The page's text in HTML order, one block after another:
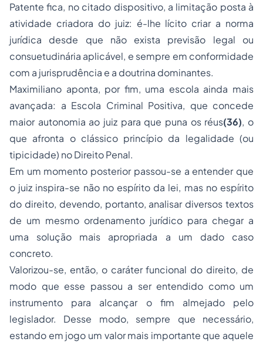
Patente fica, no citado dispositivo, a limitação posta à
atividade criadora do juiz: é-lhe lícito criar a norma
jurídica desde que não exista previsão legal ou
consuetudinária aplicável, e sempre em conformidade
com a jurisprudência e a doutrina dominantes.
Maximiliano aponta, por fim, uma escola ainda mais
avançada: a Escola Criminal Positiva, que concede
maior autonomia ao juiz para que puna os réus(36), o
que afronta o clássico princípio da legalidade (ou
tipicidade) no Direito Penal.
Em um momento posterior passou-se a entender que
o juiz inspira-se não no espírito da lei, mas no espírito
do direito, devendo, portanto, analisar diversos textos
de um mesmo ordenamento jurídico para chegar a
uma solução mais apropriada a um dado caso
concreto.
Valorizou-se, então, o caráter funcional do direito, de
modo que esse passou a ser entendido como um
instrumento para alcançar o fim almejado pelo
legislador. Desse modo, sempre que necessário,
estando em jogo um valor mais importante que aquele